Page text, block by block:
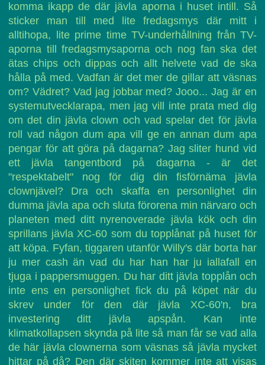
komma ikapp de där jävla aporna i huset intill. Så
sticker man till med lite fredagsmys där mitt i
alltihopa, lite prime time TV-underhållning från TV-
aporna till fredagsmysaporna och nog fan ska det
ätas chips och dippas och allt helvete vad de ska
hålla på med. Vadfan är det mer de gillar att väsnas
om? Vädret? Vad jag jobbar med? Jooo... Jag är en
systemutvecklarapa, men jag vill inte prata med dig
om det din jävla clown och vad spelar det för jävla
roll vad någon dum apa vill ge en annan dum apa
pengar för att göra på dagarna? Jag sliter hund vid
ett jävla tangentbord på dagarna - är det
"respektabelt" nog för dig din fisförnäma jävla
clownjävel? Dra och skaffa en personlighet din
dumma jävla apa och sluta förorena min närvaro och
planeten med ditt nyrenoverade jävla kök och din
sprillans jävla XC-60 som du topplånat på huset för
att köpa. Fyfan, tiggaren utanför Willy's där borta har
ju mer cash än vad du har han har ju iallafall en
tjuga i pappersmuggen. Du har ditt jävla topplån och
inte ens en personlighet fick du på köpet när du
skrev under för den där jävla XC-60'n, bra
investering ditt jävla apspån. Kan inte
klimatkollapsen skynda på lite så man får se vad alla
de här jävla clownerna som väsnas så jävla mycket
hittar på då? Den där skiten kommer inte att visas